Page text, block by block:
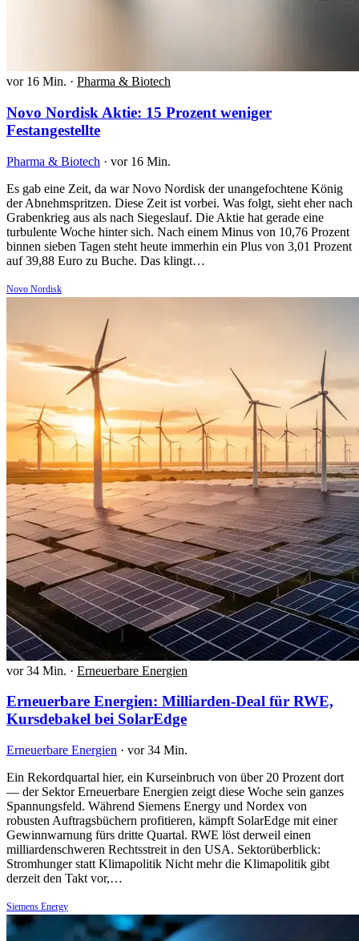
vor 16 Min. · Pharma & Biotech
Novo Nordisk Aktie: 15 Prozent weniger
Festangestellte
Pharma & Biotech · vor 16 Min.
Es gab eine Zeit, da war Novo Nordisk der unangefochtene König
der Abnehmspritzen. Diese Zeit ist vorbei. Was folgt, sieht eher nach
Grabenkrieg aus als nach Siegeslauf. Die Aktie hat gerade eine
turbulente Woche hinter sich. Nach einem Minus von 10,76 Prozent
binnen sieben Tagen steht heute immerhin ein Plus von 3,01 Prozent
auf 39,88 Euro zu Buche. Das klingt…
Novo Nordisk
vor 34 Min. · Erneuerbare Energien
Erneuerbare Energien: Milliarden-Deal für RWE,
Kursdebakel bei SolarEdge
Erneuerbare Energien · vor 34 Min.
Ein Rekordquartal hier, ein Kurseinbruch von über 20 Prozent dort
— der Sektor Erneuerbare Energien zeigt diese Woche sein ganzes
Spannungsfeld. Während Siemens Energy und Nordex von
robusten Auftragsbüchern profitieren, kämpft SolarEdge mit einer
Gewinnwarnung fürs dritte Quartal. RWE löst derweil einen
milliardenschweren Rechtsstreit in den USA. Sektorüberblick:
Stromhunger statt Klimapolitik Nicht mehr die Klimapolitik gibt
derzeit den Takt vor,…
Siemens Energy